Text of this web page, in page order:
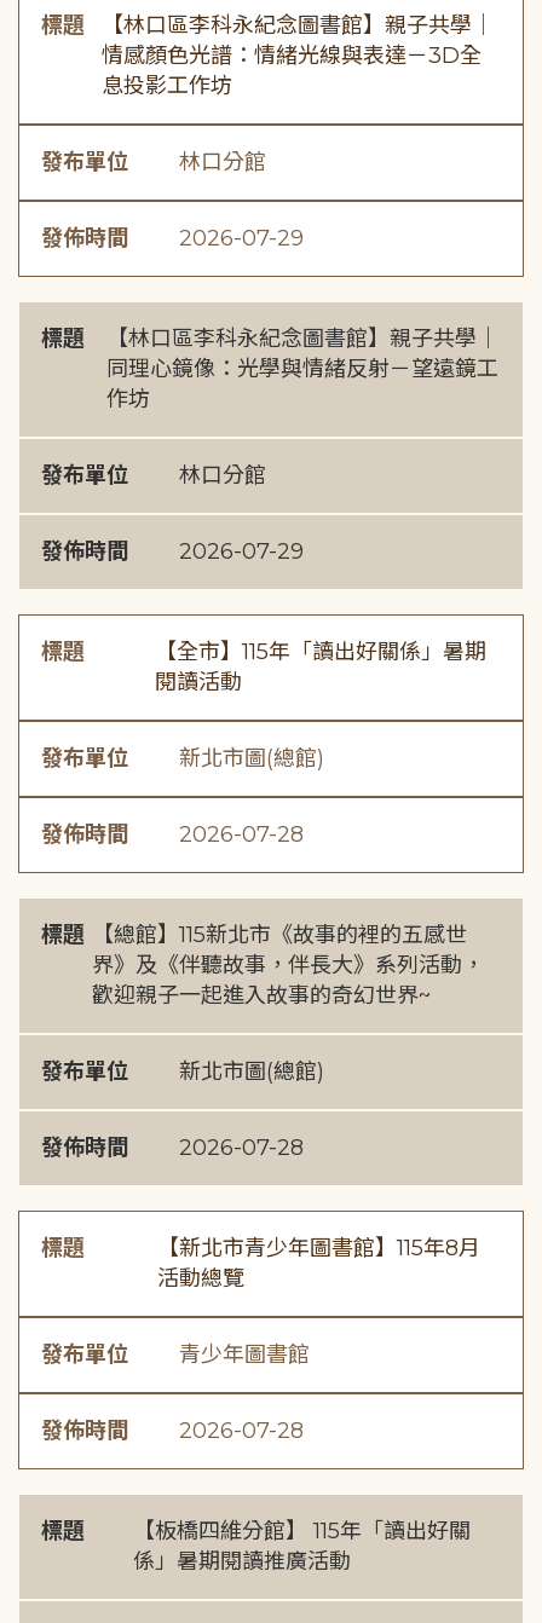
標題
【林口區李科永紀念圖書館】親子共學｜
情感顏色光譜：情緒光線與表達－3D全
息投影工作坊
發布單位 林口分館
發佈時間 2026-07-29
標題
【林口區李科永紀念圖書館】親子共學｜
同理心鏡像：光學與情緒反射－望遠鏡工
作坊
發布單位 林口分館
發佈時間 2026-07-29
標題
【全市】115年「讀出好關係」暑期
閱讀活動
發布單位 新北市圖(總館)
發佈時間 2026-07-28
標題
【總館】115新北市《故事的裡的五感世
界》及《伴聽故事，伴長大》系列活動，
歡迎親子一起進入故事的奇幻世界~
發布單位 新北市圖(總館)
發佈時間 2026-07-28
標題
【新北市青少年圖書館】115年8月
活動總覽
發布單位 青少年圖書館
發佈時間 2026-07-28
標題
【板橋四維分館】 115年「讀出好關
係」暑期閱讀推廣活動